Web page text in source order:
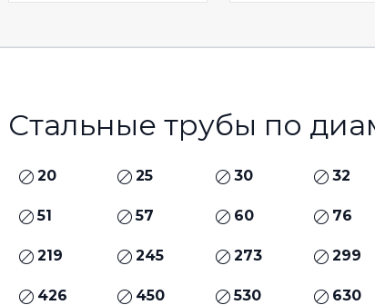
Стальные трубы по
20 25 30 32
51 57 60 76
219 245 273 299
426 450 530 630